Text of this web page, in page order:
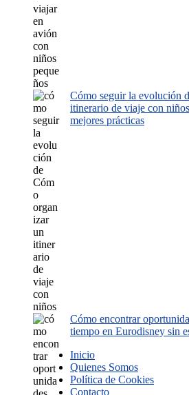
Cómo seguir la evolución
itinerario de viaje con
mejores prácticas
Cómo encontrar
tiempo en Eurodisney sin
Inicio
Quienes Somos
Política de Cookies
Contacto